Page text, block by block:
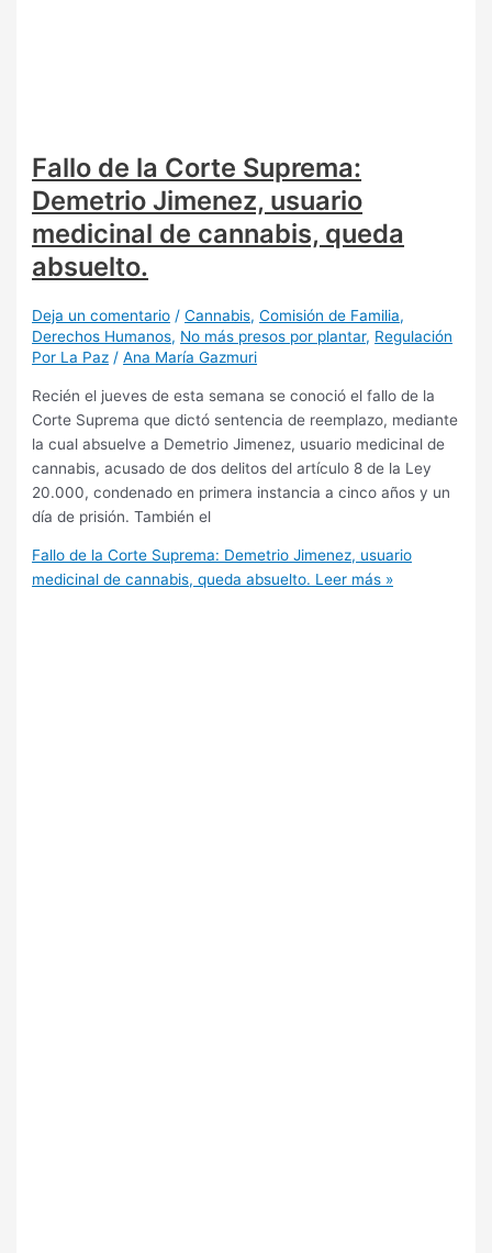
Fallo de la Corte Suprema:
Demetrio Jimenez, usuario
medicinal de cannabis, queda
absuelto.
Deja un comentario /Cannabis,Comisión de Familia,
Derechos Humanos, No más presos por plantar, Regulación
Por La Paz /Ana María Gazmuri
Recién el jueves de esta semana se conoció el fallo de la
Corte Suprema que dictó sentencia de reemplazo, mediante
la cual absuelve a Demetrio Jimenez, usuario medicinal de
cannabis, acusado de dos delitos del artículo 8 de la Ley
20.000, condenado en primera instancia a cinco años y un
día de prisión. También el
Fallo de la Corte Suprema: Demetrio Jimenez, usuario
medicinal de cannabis, queda absuelto. Leer más »